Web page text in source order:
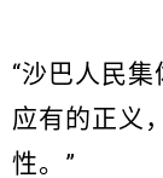
“沙巴人民
应有的正义
性。”